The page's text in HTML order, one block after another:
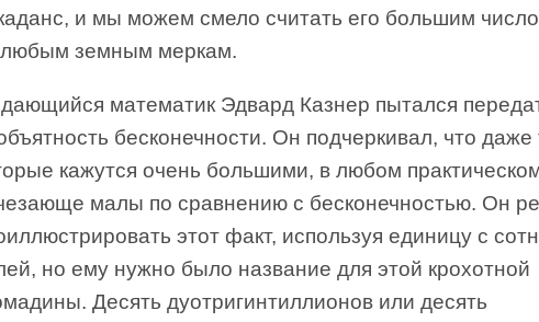
и мы можем смело считать его большим
земным меркам.
математик Эдвард Казнер пытался
бесконечности. Он подчеркивал, что даже
кажутся очень большими, в любом
малы по сравнению с бесконечностью. Он
этот факт, используя единицу с
но ему нужно было название для этой крохотной
Десять дуотригинтиллионов или десять